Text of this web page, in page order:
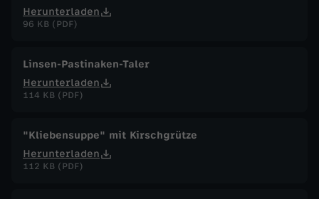
Herunterladen
96 KB (PDF)
Linsen-Pastinaken-Taler
Herunterladen
114 KB (PDF)
"Kliebensuppe" mit Kirschgrütze
Herunterladen
112 KB (PDF)